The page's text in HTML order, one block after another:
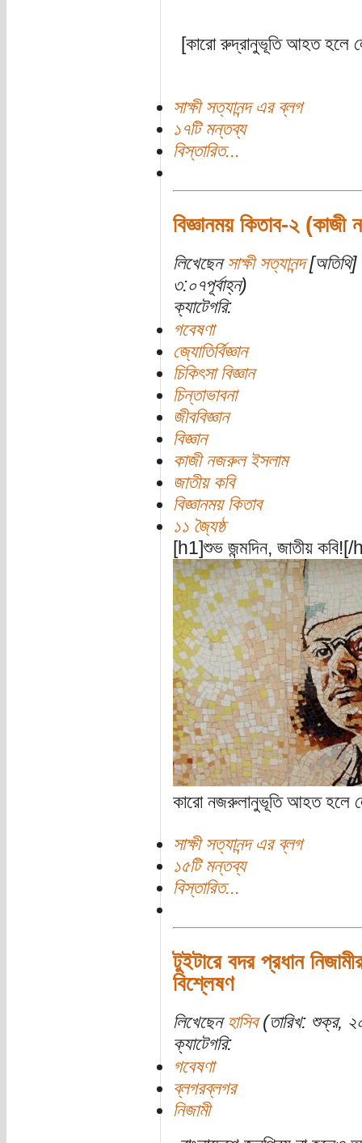
[কারো রুদ্রানুভূতি আহত হলে
সাক্ষী সত্যানন্দ এর ব্লগ
১৭টি মন্তব্য
বিস্তারিত...
বিজ্ঞানময় কিতাব-২
লিখেছেন সাক্ষী সত্যানন্দ[অতিথি]
৩:০৭পূর্বাহ্ন)
ক্যাটেগরি:
গবেষণা
জ্যোতির্বিজ্ঞান
চিকিৎসা বিজ্ঞান
চিন্তাভাবনা
জীববিজ্ঞান
বিজ্ঞান
কাজী নজরুল ইসলাম
জাতীয় কবি
বিজ্ঞানময় কিতাব
১১ জ্যৈষ্ঠ
[h1]শুভ জন্মদিন, জাতীয় কবি![/
কারো নজরুলানুভূতি আহত হলে
সাক্ষী সত্যানন্দ এর ব্লগ
১৫টি মন্তব্য
বিস্তারিত...
টুইটারে বদর প্রধান
বিশ্লেষণ
লিখেছেন হাসিব(তারিখ: শুক্র,
ক্যাটেগরি:
গবেষণা
ব্লগরব্লগর
নিজামী